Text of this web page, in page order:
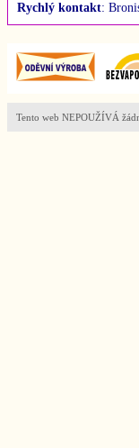
Rychlý kontakt:
Tento web NEPOUŽÍVÁ